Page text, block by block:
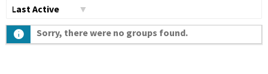
по:
Sorry, there were no groups found.